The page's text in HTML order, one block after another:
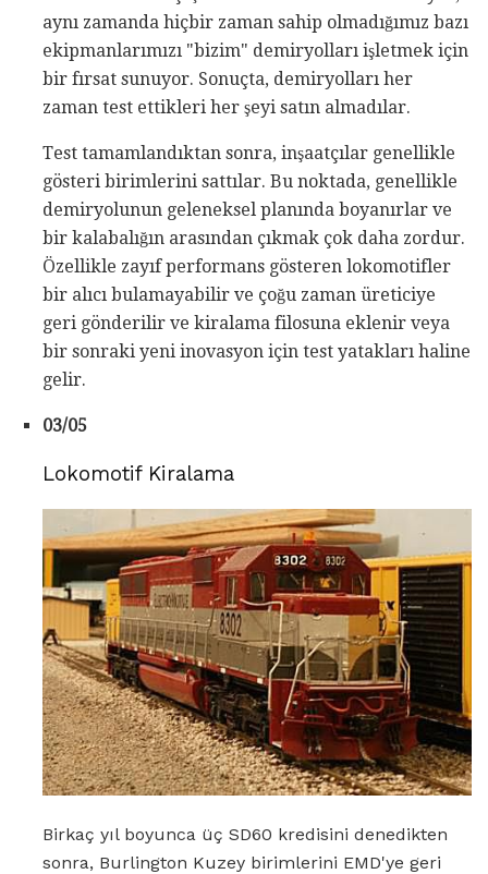
aynı zamanda hiçbir zaman sahip olmadığımız bazı
ekipmanlarımızı "bizim" demiryolları işletmek için
bir fırsat sunuyor. Sonuçta, demiryolları her
zaman test ettikleri her şeyi satın almadılar.
Test tamamlandıktan sonra, inşaatçılar genellikle
gösteri birimlerini sattılar. Bu noktada, genellikle
demiryolunun geleneksel planında boyanırlar ve
bir kalabalığın arasından çıkmak çok daha zordur.
Özellikle zayıf performans gösteren lokomotifler
bir alıcı bulamayabilir ve çoğu zaman üreticiye
geri gönderilir ve kiralama filosuna eklenir veya
bir sonraki yeni inovasyon için test yatakları haline
gelir.
03/05
Lokomotif Kiralama
Birkaç yıl boyunca üç SD60 kredisini denedikten
sonra, Burlington Kuzey birimlerini EMD'ye geri